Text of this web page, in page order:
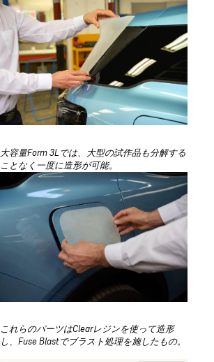
大容量Form 3Lでは、大型の試作品も分解する
ことなく一度に造形が可能。
これらのパーツはClearレジンを使って造形
し、Fuse Blastでブラスト処理を施したもの。